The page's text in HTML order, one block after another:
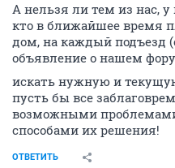
А нельзя ли тем из нас, у
кто в ближайшее время
дом, на каждый подъезд
объявление о нашем
искать нужную и
пусть бы все
возможными
способами их решения!
ОТВЕТИТЬ